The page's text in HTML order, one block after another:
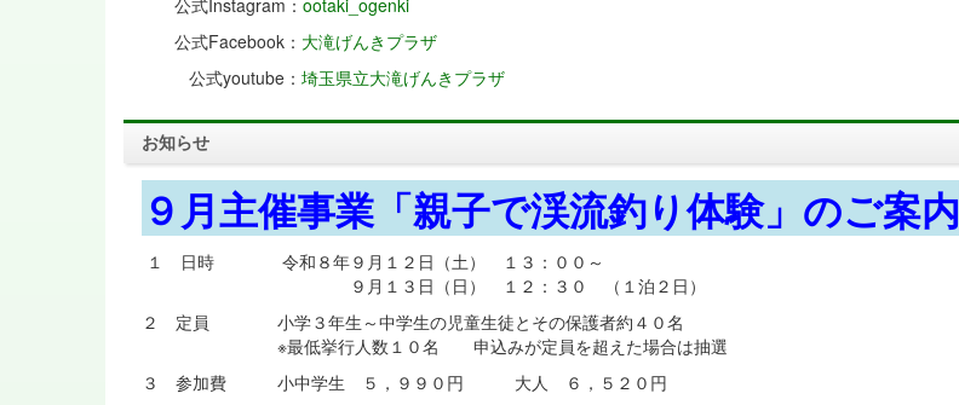
公式Instagram： ootaki_ogenki
公式Facebook： 大滝げんきプラザ
公式youtube： 埼玉県立大滝げんきプラザ
お知らせ
９月主催事業「親子で渓流釣り体験」のご案内
１ 日時 令和８年９月１２日（土） １３：００～
９月１３日（日） １２：３０ （１泊２日）
２ 定員 小学３年生～中学生の児童生徒とその保護者約４０名
※最低挙行人数１０名 申込みが定員を超えた場合は抽選
３ 参加費 小中学生 ５，９９０円 大人 ６，５２０円